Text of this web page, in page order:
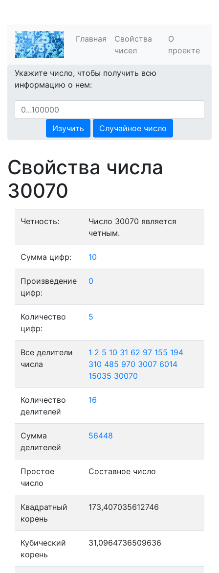
Главная
Свойства
чисел
О
проекте
Укажите число, чтобы получить всю
информацию о нем:
Изучить Случайное число
Свойства числа
30070
Четность:
Число 30070 является
четным.
Сумма цифр: 10
Произведение
цифр:
0
Количество
цифр:
5
Все делители
числа
1 2 5 10 31 62 97 155 194
310 485 970 3007 6014
15035 30070
Количество
делителей
16
Сумма
делителей
56448
Простое
число
Составное число
Квадратный
корень
173,407035612746
Кубический
корень
31,0964736509636